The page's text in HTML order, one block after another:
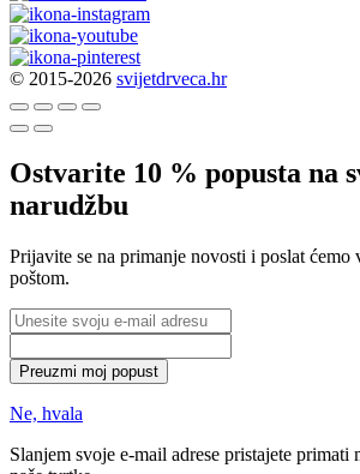
© 2015-2026 svijetdrveca.hr
Ostvarite 10 % popusta na
narudžbu
Prijavite se na primanje novosti i poslat ćemo
poštom.
Preuzmi moj popust
Ne, hvala
Slanjem svoje e-mail adrese pristajete primati